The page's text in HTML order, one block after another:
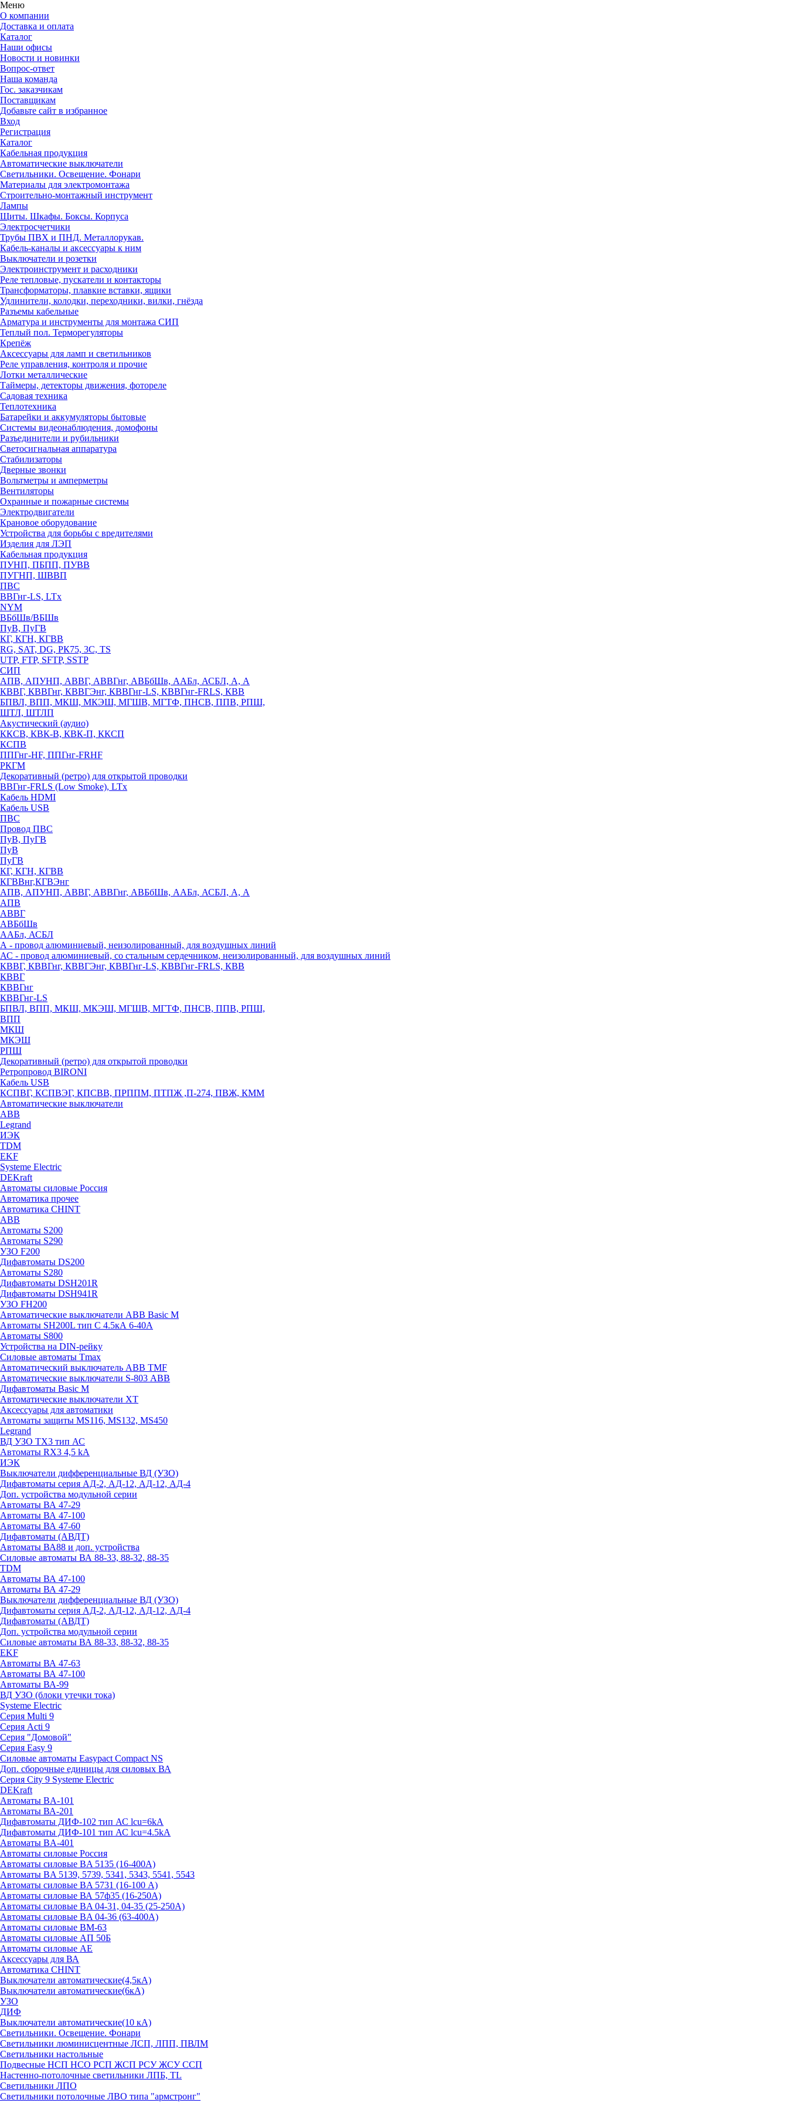
Меню
О компании
Доставка и оплата
Каталог
Наши офисы
Новости и новинки
Вопрос-ответ
Наша команда
Гос. заказчикам
Поставщикам
Добавьте сайт в избранное
Вход
Регистрация
Каталог
Кабельная продукция
Автоматические выключатели
Светильники. Освещение. Фонари
Материалы для электромонтажа
Строительно-монтажный инструмент
Лампы
Щиты. Шкафы. Боксы. Корпуса
Электросчетчики
Трубы ПВХ и ПНД. Металлорукав.
Кабель-каналы и аксессуары к ним
Выключатели и розетки
Электроинструмент и расходники
Реле тепловые, пускатели и контакторы
Трансформаторы, плавкие вставки, ящики
Удлинители, колодки, переходники, вилки, гнёзда
Разъемы кабельные
Арматура и инструменты для монтажа СИП
Теплый пол. Терморегуляторы
Крепёж
Аксессуары для ламп и светильников
Реле управления, контроля и прочие
Лотки металлические
Таймеры, детекторы движения, фотореле
Садовая техника
Теплотехника
Батарейки и аккумуляторы бытовые
Системы видеонаблюдения, домофоны
Разъединители и рубильники
Светосигнальная аппаратура
Стабилизаторы
Дверные звонки
Вольтметры и амперметры
Вентиляторы
Охранные и пожарные системы
Электродвигатели
Крановое оборудование
Устройства для борьбы с вредителями
Изделия для ЛЭП
Кабельная продукция
ПУНП, ПБПП, ПУВВ
ПУГНП, ШВВП
ПВС
ВВГнг-LS, LTx
NYM
ВБбШв/ВБШв
ПуВ, ПуГВ
КГ, КГН, КГВВ
RG, SAT, DG, РК75, 3С, TS
UTP, FTP, SFTP, SSTP
СИП
АПВ, АПУНП, АВВГ, АВВГнг, АВБбШв, ААБл, АСБЛ, А, А
КВВГ, КВВГнг, КВВГЭнг, КВВГнг-LS, КВВГнг-FRLS, КВВ
БПВЛ, ВПП, МКШ, МКЭШ, МГШВ, МГТФ, ПНСВ, ППВ, РПШ,
ШТЛ, ШТЛП
Акустический (аудио)
ККСВ, КВК-В, КВК-П, ККСП
КСПВ
ППГнг-HF, ППГнг-FRHF
РКГМ
Декоративный (ретро) для открытой проводки
ВВГнг-FRLS (Low Smoke), LTx
Кабель HDMI
Кабель USB
ПВС
Провод ПВС
ПуВ, ПуГВ
ПуВ
ПуГВ
КГ, КГН, КГВВ
КГВВнг,КГВЭнг
АПВ, АПУНП, АВВГ, АВВГнг, АВБбШв, ААБл, АСБЛ, А, А
АПВ
АВВГ
АВБбШв
ААБл, АСБЛ
А - провод алюминиевый, неизолированный, для воздушных линий
АС - провод алюминиевый, со стальным сердечником, неизолированный, для воздушных линий
КВВГ, КВВГнг, КВВГЭнг, КВВГнг-LS, КВВГнг-FRLS, КВВ
КВВГ
КВВГнг
КВВГнг-LS
БПВЛ, ВПП, МКШ, МКЭШ, МГШВ, МГТФ, ПНСВ, ППВ, РПШ,
ВПП
МКШ
МКЭШ
РПШ
Декоративный (ретро) для открытой проводки
Ретропровод BIRONI
Кабель USB
КСПВГ, КСПВЭГ, КПСВВ, ПРППМ, ПТПЖ ,П-274, ПВЖ, КММ
Автоматические выключатели
ABB
Legrand
ИЭК
TDM
EKF
Systeme Electric
DEKraft
Автоматы силовые Россия
Автоматика прочее
Автоматика CHINT
ABB
Автоматы S200
Автоматы S290
УЗО F200
Дифавтоматы DS200
Автоматы S280
Дифавтоматы DSH201R
Дифавтоматы DSH941R
УЗО FH200
Автоматические выключатели ABB Basic M
Автоматы SH200L тип С 4.5кА 6-40А
Автоматы S800
Устройства на DIN-рейку
Силовые автоматы Tmax
Автоматический выключатель ABB TMF
Автоматические выключатели S-803 АВВ
Дифавтоматы Basic M
Автоматические выключатели XT
Аксессуары для автоматики
Автоматы защиты MS116, MS132, MS450
Legrand
ВД УЗО TX3 тип АС
Автоматы RX3 4,5 kA
ИЭК
Выключатели дифференциальные ВД (УЗО)
Дифавтоматы серия АД-2, АД-12, АД-12, АД-4
Доп. устройства модульной серии
Автоматы ВА 47-29
Автоматы ВА 47-100
Автоматы ВА 47-60
Дифавтоматы (АВДТ)
Автоматы ВА88 и доп. устройства
Силовые автоматы ВА 88-33, 88-32, 88-35
TDM
Автоматы ВА 47-100
Автоматы ВА 47-29
Выключатели дифференциальные ВД (УЗО)
Дифавтоматы серия АД-2, АД-12, АД-12, АД-4
Дифавтоматы (АВДТ)
Доп. устройства модульной серии
Силовые автоматы ВА 88-33, 88-32, 88-35
EKF
Автоматы ВА 47-63
Автоматы ВА 47-100
Автоматы ВА-99
ВД УЗО (блоки утечки тока)
Systeme Electric
Серия Multi 9
Серия Acti 9
Серия "Домовой"
Серия Easy 9
Силовые автоматы Easypact Compact NS
Доп. сборочные единицы для силовых ВА
Серия City 9 Systeme Electric
DEKraft
Автоматы BA-101
Автоматы ВА-201
Дифавтоматы ДИФ-102 тип АС lcu=6kA
Дифавтоматы ДИФ-101 тип АС lcu=4.5kA
Автоматы BA-401
Автоматы силовые Россия
Автоматы силовые BA 5135 (16-400А)
Автоматы BA 5139, 5739, 5341, 5343, 5541, 5543
Автоматы силовые BA 5731 (16-100 А)
Автоматы силовые ВА 57ф35 (16-250А)
Автоматы силовые BA 04-31, 04-35 (25-250А)
Автоматы силовые BA 04-36 (63-400А)
Автоматы силовые ВМ-63
Автоматы силовые АП 50Б
Автоматы силовые АЕ
Аксессуары для ВА
Автоматика CHINT
Выключатели автоматические(4,5кА)
Выключатели автоматические(6кА)
УЗО
ДИФ
Выключатели автоматические(10 кА)
Светильники. Освещение. Фонари
Светильники люминисцентные ЛСП, ЛПП, ПВЛМ
Светильники настольные
Подвесные НСП НСО РСП ЖСП РСУ ЖСУ ССП
Настенно-потолочные светильники ЛПБ, TL
Светильники ЛПО
Светильники потолочные ЛВО типа "армстронг"